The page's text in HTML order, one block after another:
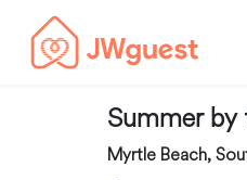
Summer by
Myrtle Beach,